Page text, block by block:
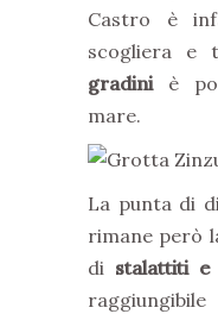
Castro è
scogliera e
gradiniè
mare.
La punta di
rimane però
di stalattiti e